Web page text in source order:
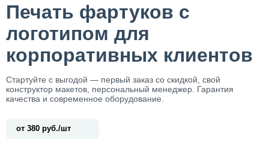
Печать фартуков с
логотипом для
корпоративных клиентов
Стартуйте c выгодой — первый заказ со скидкой, свой
конструктор макетов, персональный менеджер. Гарантия
качества и современное оборудование.
от 380 руб./шт
обработку персональных данных и согласие с политикой
конфиденциальности
Нажимая на кнопку, я даю согласие на получение
информационных и рекламных рассылок
заявку